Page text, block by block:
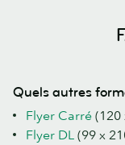
Quels autres
Flyer Carré (120
Flyer DL (99 x